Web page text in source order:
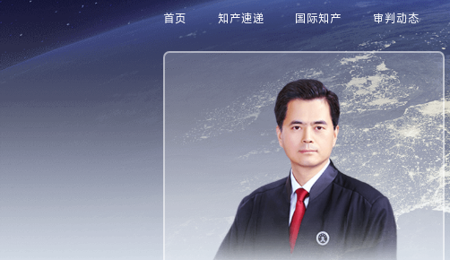
首页 知产速递 国际知产 审判动态